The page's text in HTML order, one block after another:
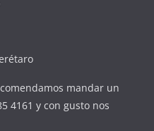
mandar un
4161 y con gusto nos